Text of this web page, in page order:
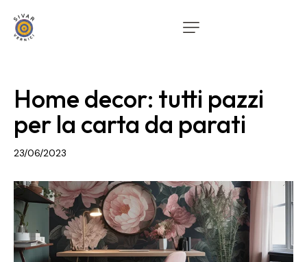
Home decor: tutti pazzi
per la carta da parati
23/06/2023